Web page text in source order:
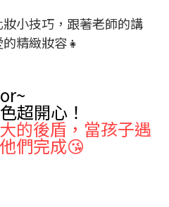
小技巧，跟著老師的講
精緻妝容👧
超開心！
的後盾，當孩子遇
們完成😘